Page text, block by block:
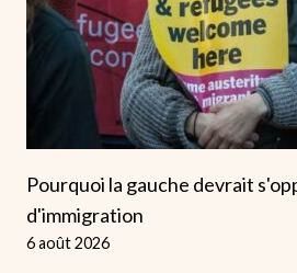
Pourquoi la gauche devrait
d'immigration
6 août 2026